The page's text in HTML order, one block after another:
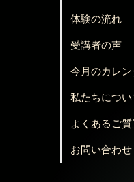
体験の流れ
受講者の声
今月のカレン
私たちについ
よくあるご質
お問い合わせ